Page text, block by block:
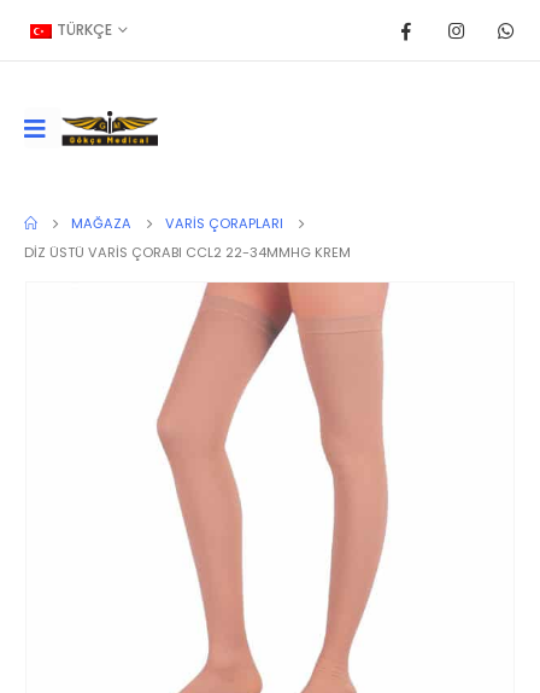
TÜRKÇE
MAĞAZA
VARIS ÇORAPLARI
DİZ ÜSTÜ VARİS ÇORABI CCL2 22-34MMHG KREM